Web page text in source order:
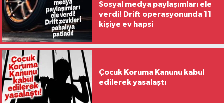
Sosyal medya paylaşımları ele
verdi! Drift operasyonunda 11
kişiye ev hapsi
Çocuk Koruma Kanunu kabul
edilerek yasalaştı